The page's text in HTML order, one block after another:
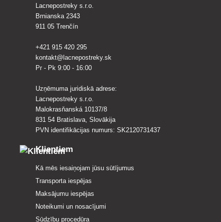
Lacnepostreky s.r.o.
Brnianska 2343
911 05 Trenčín
+421 915 420 295
kontakt@lacnepostreky.sk
Pr - Pk 9:00 - 16:00
Uzņēmuma juridiskā adrese:
Lacnepostreky s.r.o.
Malokrasňanská 10137/8
831 54 Bratislava, Slovākija
PVN identifikācijas numurs: SK2120731437
Klientiem
Kā mēs iesaiņojam jūsu sūtījumus
Transporta iespējas
Maksājumu iespējas
Noteikumi un nosacījumi
Sūdzību procedūra